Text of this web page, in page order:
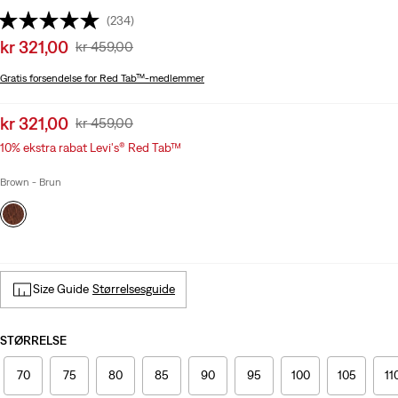
(234)
Sale
is
kr 321,00 Original
Was
kr 459,00
Gratis forsendelse for Red Tab™-medlemmer
Sale
price
kr 321,00 Original
Price
kr 459,00
10% ekstra rabat Levi's® Red Tab™
Brown - Brun
Size Guide Størrelsesguide
STØRRELSE
70 75 80 85 90 95 100 105